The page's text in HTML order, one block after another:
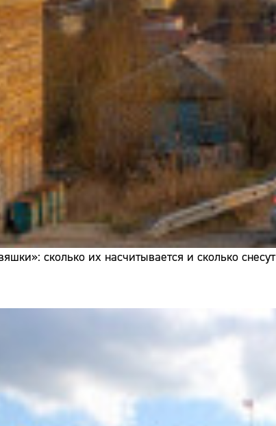
сколько их насчитывается и сколько снесут